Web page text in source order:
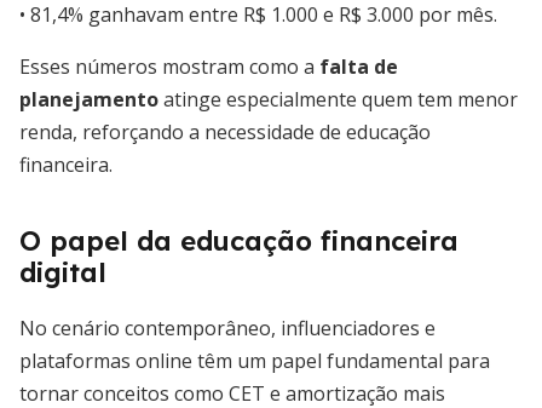
• 81,4% ganhavam entre R$ 1.000 e R$ 3.000 por mês.
Esses números mostram como a falta de
planejamentoatinge especialmente quem tem menor
renda, reforçando a necessidade de educação
financeira.
O papel da educação financeira
digital
No cenário contemporâneo, influenciadores e
plataformas online têm um papel fundamental para
tornar conceitos como CET e amortização mais